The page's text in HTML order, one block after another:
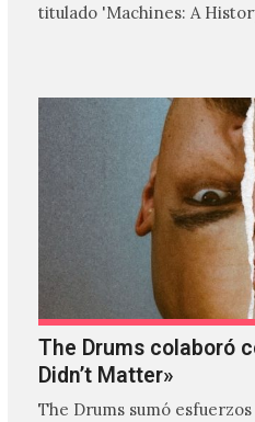
titulado 'Machines: A
The Drums colaboró
Didn’t Matter»
The Drums sumó